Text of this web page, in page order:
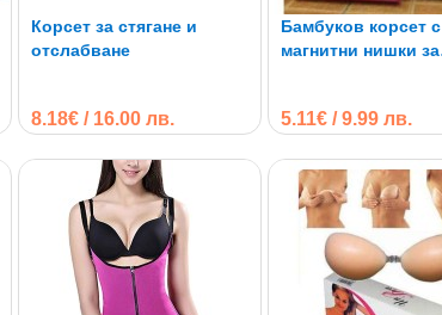
Корсет за стягане и
отслабване
8.18€ / 16.00 лв.
Бамбуков корсет с
магнитни нишки за
5.11€ / 9.99 лв.